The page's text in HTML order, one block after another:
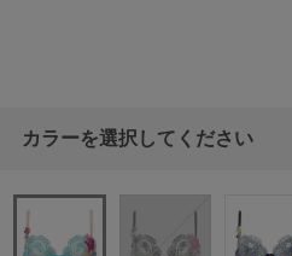
カラーを選択してください